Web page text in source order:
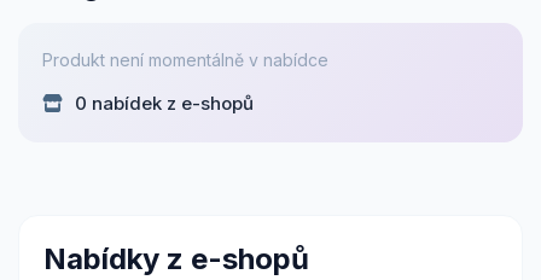
Produkt není momentálně v nabídce
0 nabídek z e-shopů
Nabídky z e-shopů